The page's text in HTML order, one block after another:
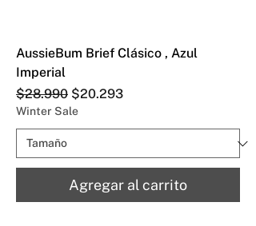
AussieBum Brief Clásico , Azul
Imperial
Precio
$28.990 Precio de oferta
$20.293
Winter Sale
Agregar al carrito